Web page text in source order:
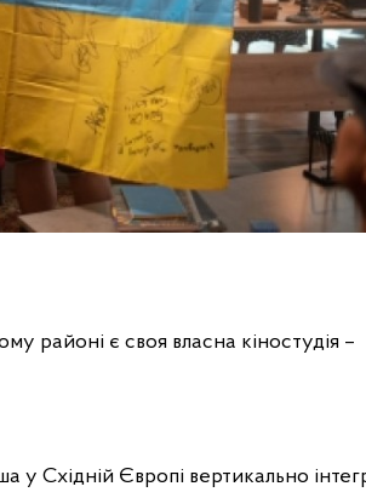
районі є своя власна кіностудія –
у Східній Європі вертикально